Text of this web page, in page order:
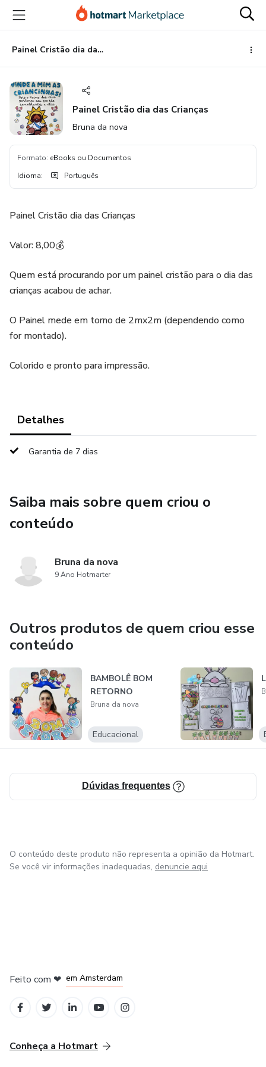
para
conteúdo
principal
para
pagamento
para
rodapé
Painel Cristão dia das Crianças
Painel Cristão dia das Crianças
Bruna da nova
Formato: eBooks ou Documentos
Idioma: Português
Painel Cristão dia das Crianças
Valor: 8,00💰
Quem está procurando por um painel cristão para o dia das
crianças acabou de achar.
O Painel mede em torno de 2mx2m (dependendo como
for montado).
Colorido e pronto para impressão.
Detalhes
Garantia de 7 dias
Saiba mais sobre quem criou o
conteúdo
Bruna da nova
9 Ano Hotmarter
Outros produtos de quem criou esse
conteúdo
BAMBOLÊ BOM
RETORNO
Bruna da nova
Educacional
Dúvidas frequentes
O conteúdo deste produto não representa a opinião da Hotmart.
Se você vir informações inadequadas, denuncie aqui
Feito com ❤ em Amsterdam
Conheça a Hotmart